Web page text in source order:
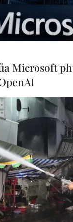
Galaxy Ring.
ty Samsung
tại Triển lãm
đang diễn ra ở
ty này đã
Ring (Nhẫn
Microsoft